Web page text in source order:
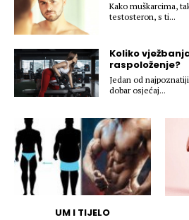
Kako muškarcima,
testosteron, s ti...
Koliko
raspoloženje?
Jedan od
dobar osjećaj...
UM I TIJELO